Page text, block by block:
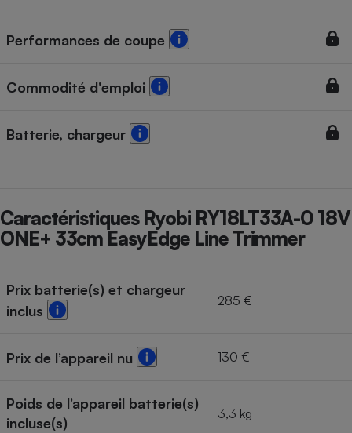
Performances de coupe
Commodité d'emploi
Batterie, chargeur
Caractéristiques Ryobi RY18LT33A-0 18V
ONE+ 33cm EasyEdge Line Trimmer
Prix batterie(s) et chargeur
inclus
285 €
Prix de l’appareil nu 130 €
Poids de l’appareil batterie(s)
incluse(s)
3,3 kg